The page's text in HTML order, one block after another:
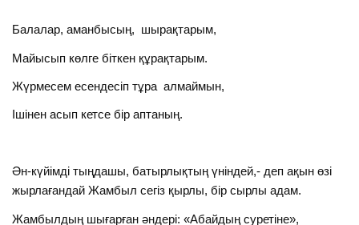
Балалар, аманбысың, шырақтарым,
Майысып көлге біткен құрақтарым.
Жүрмесем есендесіп тұра алмаймын,
Ішінен асып кетсе бір аптаның.
Ән-күйімді тыңдашы, батырлықтың үніндей,- деп ақын өзі
жырлағандай Жамбыл сегіз қырлы, бір сырлы адам.
Жамбылдың шығарған әндері: «Абайдың суретіне»,